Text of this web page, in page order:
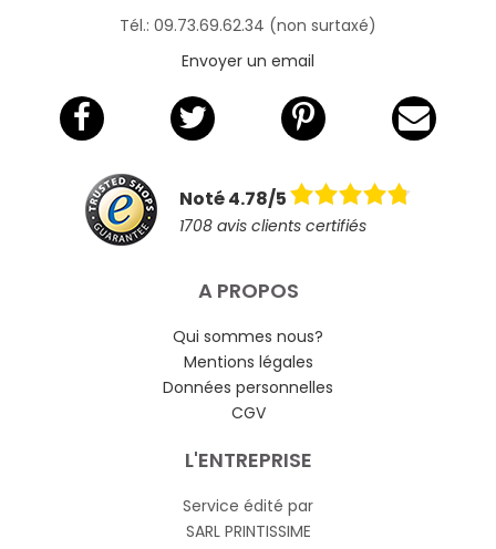
Tél.: 09.73.69.62.34 (non surtaxé)
Envoyer un email
Noté 4.78/5
1708 avis clients certifiés
A PROPOS
Qui sommes nous?
Mentions légales
Données personnelles
CGV
L'ENTREPRISE
Service édité par
SARL PRINTISSIME